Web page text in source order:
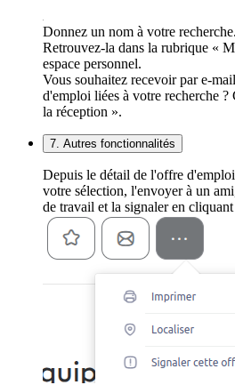
Donnez un nom à votre recherche.
Retrouvez-la dans la rubrique «
espace personnel.
Vous souhaitez recevoir par e-
d'emploi liées à votre recherche
la réception ».
7. Autres fonctionnalités
Depuis le détail de l'offre
votre sélection, l'envoyer à un
de travail et la signaler en cliquant